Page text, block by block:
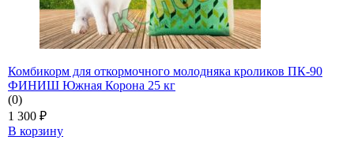
Комбикорм для откормочного молодняка кроликов ПК-90
ФИНИШ Южная Корона 25 кг
(0)
1 300 ₽
В корзину